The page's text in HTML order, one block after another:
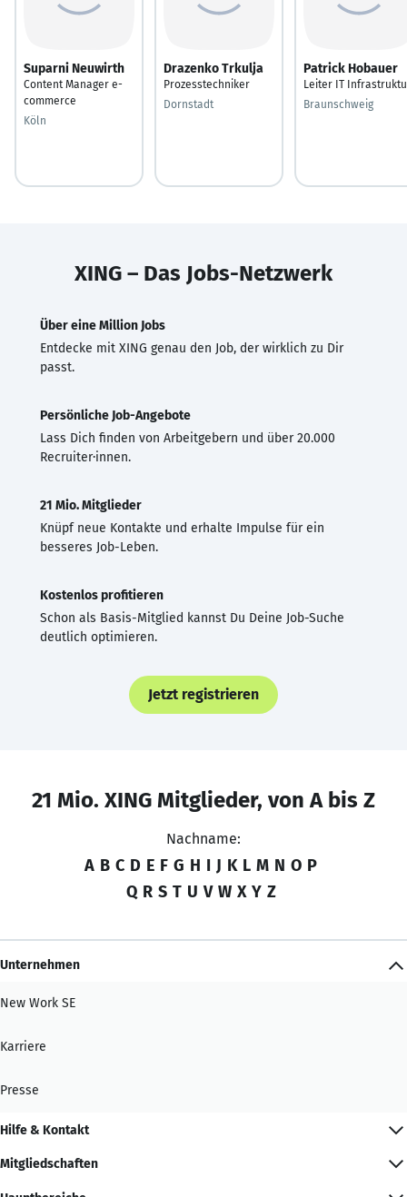
Suparni Neuwirth
Content Manager e-
commerce
Köln
Drazenko Trkulja
Prozesstechniker
Dornstadt
Patrick Hobauer
Leiter IT
Braunschweig
XING – Das Jobs-Netzwerk
Über eine Million Jobs
Entdecke mit XING genau den Job, der wirklich zu Dir
passt.
Persönliche Job-Angebote
Lass Dich finden von Arbeitgebern und über 20.000
Recruiter·innen.
21 Mio. Mitglieder
Knüpf neue Kontakte und erhalte Impulse für ein
besseres Job-Leben.
Kostenlos profitieren
Schon als Basis-Mitglied kannst Du Deine Job-Suche
deutlich optimieren.
Jetzt registrieren
21 Mio. XING Mitglieder, von A bis Z
Nachname:
A B C D E F G H I J K L M N O P
Q R S T U V W X Y Z
Unternehmen
New Work SE
Karriere
Presse
Hilfe & Kontakt
Mitgliedschaften